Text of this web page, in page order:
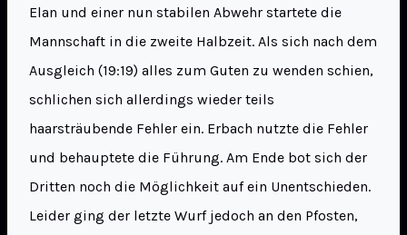
Elan und einer nun stabilen Abwehr startete die
Mannschaft in die zweite Halbzeit. Als sich nach dem
Ausgleich (19:19) alles zum Guten zu wenden schien,
schlichen sich allerdings wieder teils
haarsträubende Fehler ein. Erbach nutzte die Fehler
und behauptete die Führung. Am Ende bot sich der
Dritten noch die Möglichkeit auf ein Unentschieden.
Leider ging der letzte Wurf jedoch an den Pfosten,